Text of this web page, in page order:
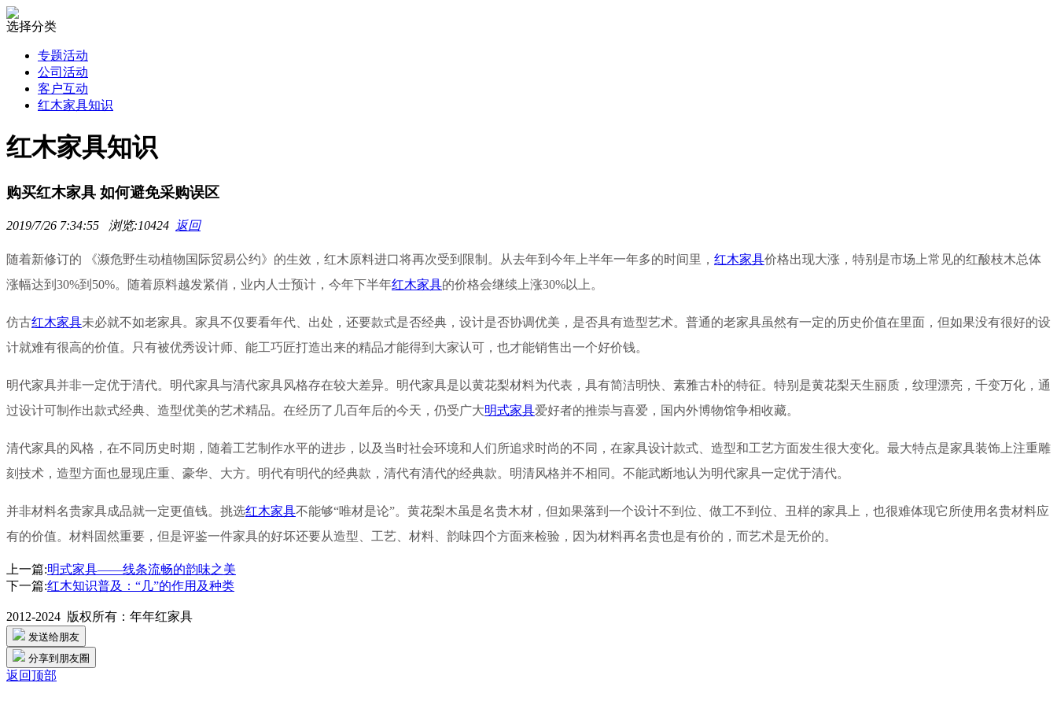
选择分类
专题活动
公司活动
客户互动
红木家具知识
红木家具知识
购买红木家具 如何避免采购误区
2019/7/26 7:34:55 浏览:10424 返回
随着新修订的 《濒危野生动植物国际贸易公约》的生效，红木原料进口将再次受到限制。从去年到今年上半年一年多的时间里， 红木家具价格出现大涨，特别是市场上常见的红酸枝木总体
涨幅达到30%到50%。随着原料越发紧俏，业内人士预计，今年下半年红木家具的价格会继续上涨30%以上。
仿古红木家具未必就不如老家具。家具不仅要看年代、出处，还要款式是否经典，设计是否协调优美，是否具有造型艺术。普通的老家具虽然有一定的历史价值在里面，但如果没有很好的设
计就难有很高的价值。只有被优秀设计师、能工巧匠打造出来的精品才能得到大家认可，也才能销售出一个好价钱。
明代家具并非一定优于清代。明代家具与清代家具风格存在较大差异。明代家具是以黄花梨材料为代表，具有简洁明快、素雅古朴的特征。特别是黄花梨天生丽质，纹理漂亮，千变万化，通
过设计可制作出款式经典、造型优美的艺术精品。在经历了几百年后的今天，仍受广大明式家具爱好者的推崇与喜爱，国内外博物馆争相收藏。
清代家具的风格，在不同历史时期，随着工艺制作水平的进步，以及当时社会环境和人们所追求时尚的不同，在家具设计款式、造型和工艺方面发生很大变化。最大特点是家具装饰上注重雕
刻技术，造型方面也显现庄重、豪华、大方。明代有明代的经典款，清代有清代的经典款。明清风格并不相同。不能武断地认为明代家具一定优于清代。
并非材料名贵家具成品就一定更值钱。挑选红木家具不能够“唯材是论”。黄花梨木虽是名贵木材，但如果落到一个设计不到位、做工不到位、丑样的家具上，也很难体现它所使用名贵材料应
有的价值。材料固然重要，但是评鉴一件家具的好坏还要从造型、工艺、材料、韵味四个方面来检验，因为材料再名贵也是有价的，而艺术是无价的。
上一篇:明式家具——线条流畅的韵味之美
下一篇:红木知识普及：“几”的作用及种类
2012-2024 版权所有： 年年红家具
发送给朋友
分享到朋友圈
返回顶部